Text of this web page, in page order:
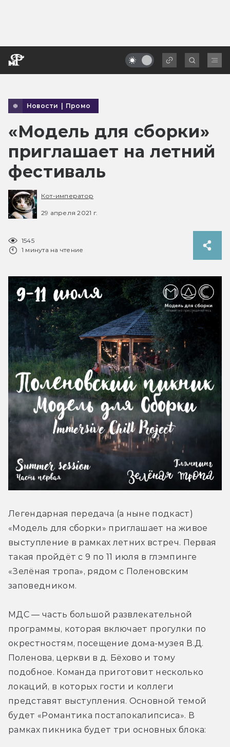
Новости | Промо
«Модель для сборки»
приглашает на летний
фестиваль
Кот-император
29 апреля 2021 г.
1545
1 минута на чтение
Легендарная передача (а ныне подкаст)
«Модель для сборки» приглашает на живое
выступление в рамках летних встреч. Первая
такая пройдёт с 9 по 11 июля в глэмпинге
«Зелёная тропа», рядом с Поленовским
заповедником.
МДС — часть большой развлекательной
программы, которая включает прогулки по
окрестностям, посещение дома-музея В.Д.
Поленова, церкви в д. Бёхово и тому
подобное. Команда приготовит несколько
локаций, в которых гости и коллеги
представят выступления. Основной темой
будет «Романтика постапокалипсиса». В
рамках пикника будет три основных блока: